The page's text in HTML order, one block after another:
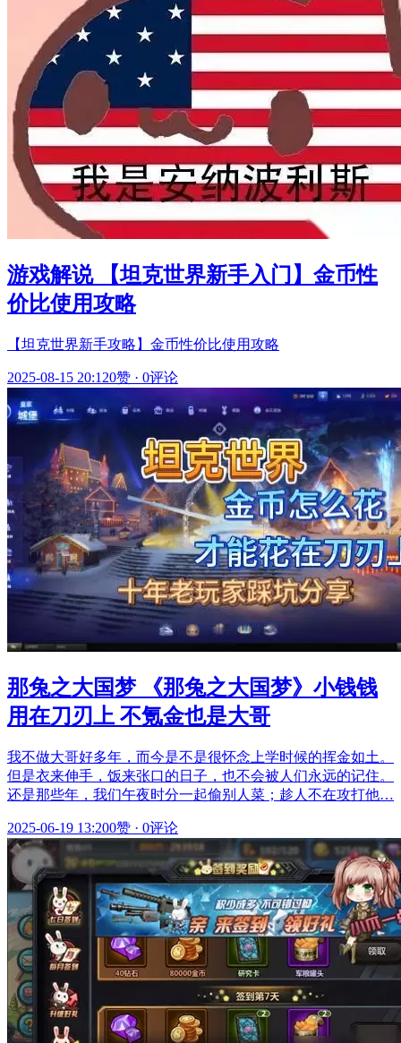
游戏解说 【坦克世界新手入门】金币性
价比使用攻略
【坦克世界新手攻略】金币性价比使用攻略
2025-08-15 20:120赞 · 0评论
那兔之大国梦 《那兔之大国梦》小钱钱
用在刀刃上 不氪金也是大哥
我不做大哥好多年，而今是不是很怀念上学时候的挥金如土。
但是衣来伸手，饭来张口的日子，也不会被人们永远的记住。
还是那些年，我们午夜时分一起偷别人菜；趁人不在攻打他…
2025-06-19 13:200赞 · 0评论